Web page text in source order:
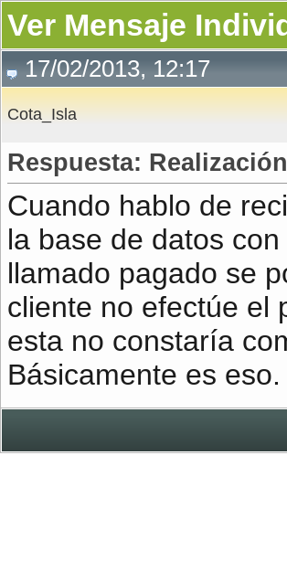
Ver Mensaje
17/02/2013, 12:17
Cota_Isla
Respuesta:
Cuando hablo de
la base de datos
llamado pagado se
cliente no efectúe el
esta no constaría
Básicamente es eso.